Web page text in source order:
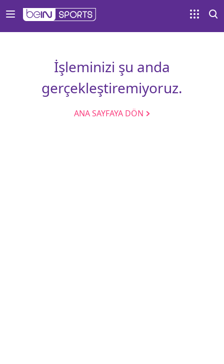
İşleminizi şu anda
gerçekleştiremiyoruz.
ANA SAYFAYA DÖN